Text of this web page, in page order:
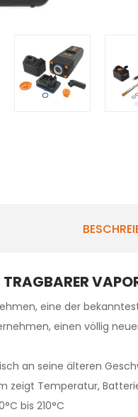
eine der
einen völlig
an seine älteren
zeigt Temperatur,
bis 210°C